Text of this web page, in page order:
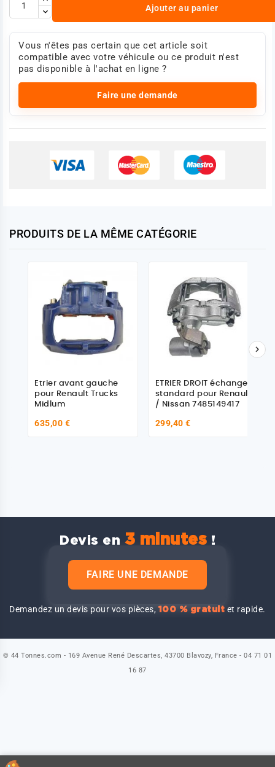
Ajouter au panier
Vous n'êtes pas certain que cet article soit
compatible avec votre véhicule ou ce produit n'est
pas disponible à l'achat en ligne ?
Faire une demande
PRODUITS DE LA MÊME CATÉGORIE
Etrier avant gauche
pour Renault Trucks
Midlum
635,00 €
ETRIER DROIT échange
standard pour Renault
/ Nissan 7485149417
299,40 €

Devis en 3 minutes !
FAIRE UNE DEMANDE
Demandez un devis pour vos pièces,100 % gratuit et rapide.
© 44 Tonnes.com - 169 Avenue René Descartes, 43700 Blavozy, France - 04 71 01
16 87